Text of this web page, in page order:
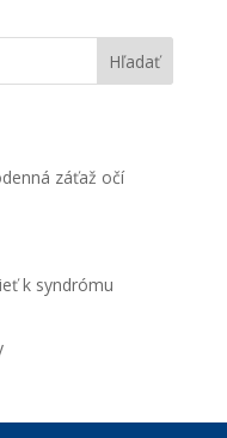
Hľadať
záťaž očí
k syndrómu